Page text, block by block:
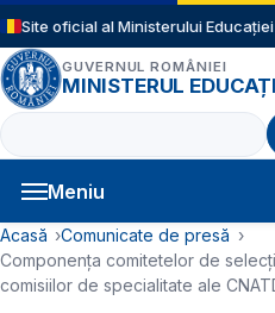
Sari la conținutul principal
Site oficial al Ministerului
GUVERNUL ROMÂNIEI
MINISTERUL
Caută
Meniu
Navigație principală
Cale de navigare
Acasă
Comunicate de presă
Componența comitetelor de
comisiilor de specialitate ale